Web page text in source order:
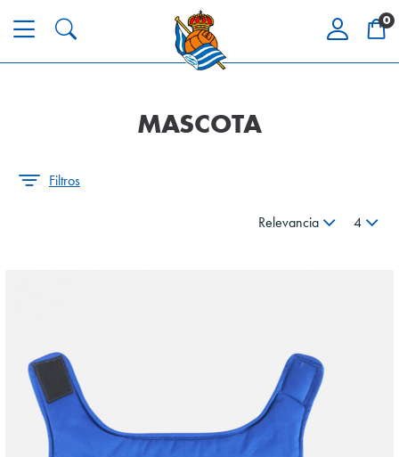
0
MASCOTA
Filtros
Relevancia 4